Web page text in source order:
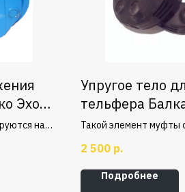
Эхо
на
Упругое тело
тельфера
1,0т
Такой элемент муфты
неизбежно образуются
работы механизма.
негативного
2 500 р.
Подробнее